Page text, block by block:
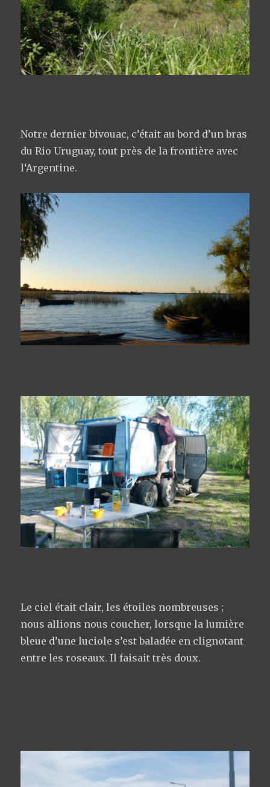
Notre dernier bivouac, c’était au bord d’un bras
du Rio Uruguay, tout près de la frontière avec
l‘Argentine.
Le ciel était clair, les étoiles nombreuses ;
nous allions nous coucher, lorsque la lumière
bleue d’une luciole s’est baladée en clignotant
entre les roseaux. Il faisait très doux.